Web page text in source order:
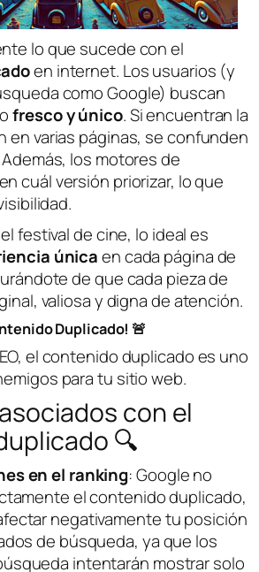
lo que sucede con el
en internet. Los usuarios (y
como Google) buscan
fresco y único. Si encuentran la
en varias páginas, se confunden
los motores de
cuál versión priorizar, lo que
festival de cine, lo ideal es
únicaen cada página de
de que cada pieza de
valiosa y digna de atención.
Duplicado! 🚨
el contenido duplicado es uno
para tu sitio web.
con el
🔍
en el ranking: Google no
el contenido duplicado,
negativamente tu posición
de búsqueda, ya que los
intentarán mostrar solo